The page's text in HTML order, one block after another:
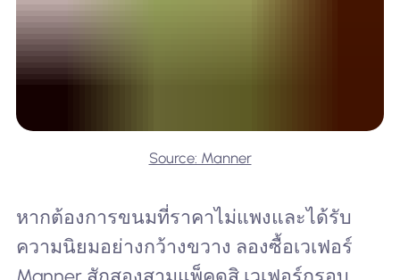
Source: Manner
หากต้องการขนมที่ราคาไม่แพงและได้รับ
ความนิยมอย่างกว้างขวาง ลองซื้อเวเฟอร์